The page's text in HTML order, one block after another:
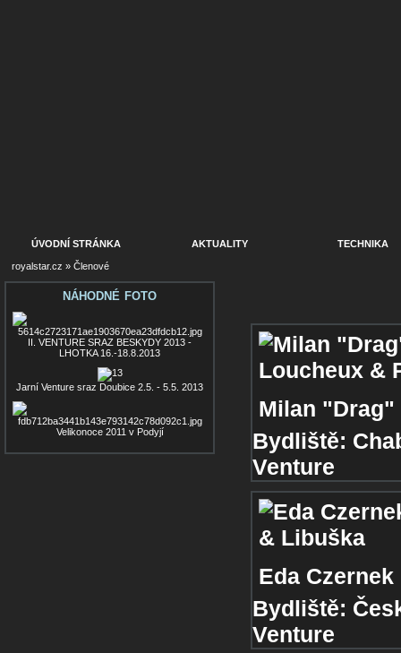
ÚVODNÍ STRÁNKA AKTUALITY TECHNIKA
royalstar.cz » Členové
Milan "Drag"
Bydliště:
Venture
Eda
Bydliště:
Venture
NÁHODNÉ FOTO
II. VENTURE SRAZ BESKYDY 2013 -
LHOTKA 16.-18.8.2013
Jarní Venture sraz Doubice 2.5. - 5.5. 2013
Velikonoce 2011 v Podyjí